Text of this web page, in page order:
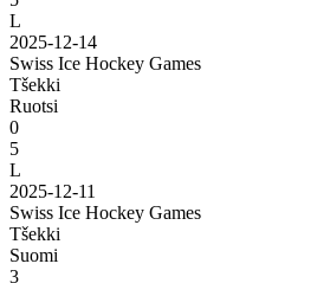
L
2025-12-14
Swiss Ice Hockey Games
Tšekki
Ruotsi
0
5
L
2025-12-11
Swiss Ice Hockey Games
Tšekki
Suomi
3